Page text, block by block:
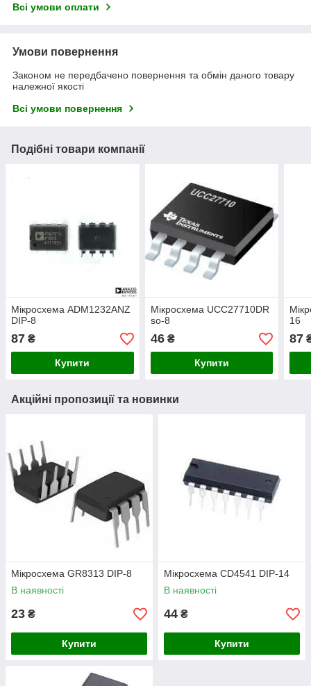
Всі умови оплати
Умови повернення
Законом не передбачено повернення та обмін даного товару
належної якості
Всі умови повернення
Подібні товари компанії
Мікросхема ADM1232ANZ
DIP-8
87 ₴
Купити
Мікросхема UCC27710DR
so-8
46₴
Купити
16
87
Акційні пропозиції та новинки
Мікросхема GR8313 DIP-8
В наявності
23 ₴
Купити
Мікросхема СD4541 DIP-14
В наявності
44 ₴
Купити